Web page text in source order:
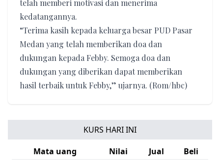
telah memberi motivasi dan menerima
kedatangannya.
“Terima kasih kepada keluarga besar PUD Pasar
Medan yang telah memberikan doa dan
dukungan kepada Febby. Semoga doa dan
dukungan yang diberikan dapat memberikan
hasil terbaik untuk Febby,” ujarnya. (Rom/hbc)
KURS HARI INI
Mata uang
Nilai Jual Beli